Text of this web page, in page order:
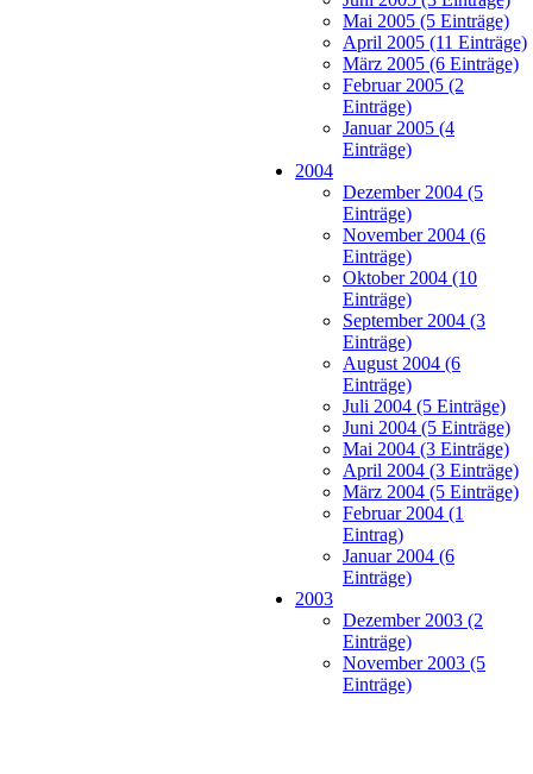
Mai 2005 (5 Einträge)
April 2005 (11 Einträge)
März 2005 (6 Einträge)
Februar 2005 (2
Einträge)
Januar 2005 (4
Einträge)
2004
Dezember 2004 (5
Einträge)
November 2004 (6
Einträge)
Oktober 2004 (10
Einträge)
September 2004 (3
Einträge)
August 2004 (6
Einträge)
Juli 2004 (5 Einträge)
Juni 2004 (5 Einträge)
Mai 2004 (3 Einträge)
April 2004 (3 Einträge)
März 2004 (5 Einträge)
Februar 2004 (1
Eintrag)
Januar 2004 (6
Einträge)
2003
Dezember 2003 (2
Einträge)
November 2003 (5
Einträge)